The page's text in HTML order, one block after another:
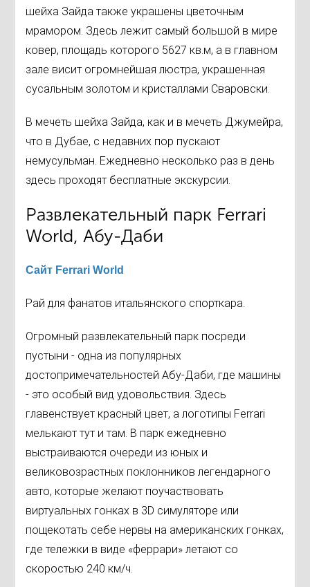
шейха Зайда также украшены цветочным
мрамором. Здесь лежит самый большой в мире
ковер, площадь которого 5627 кв.м, а в главном
зале висит огромнейшая люстра, украшенная
сусальным золотом и кристаллами Сваровски.
В мечеть шейха Зайда, как и в мечеть Джумейра,
что в Дубае, с недавних пор пускают
немусульман. Ежедневно несколько раз в день
здесь проходят бесплатные экскурсии.
Развлекательный парк Ferrari
World, Абу-Даби
Сайт Ferrari World
Рай для фанатов итальянского спорткара.
Огромный развлекательный парк посреди
пустыни - одна из популярных
достопримечательностей Абу-Даби, где машины
- это особый вид удовольствия. Здесь
главенствует красный цвет, а логотипы Ferrari
мелькают тут и там. В парк ежедневно
выстраиваются очереди из юных и
великовозрастных поклонников легендарного
авто, которые желают поучаствовать
виртуальных гонках в 3D симуляторе или
пощекотать себе нервы на американских гонках,
где тележки в виде «феррари» летают со
скоростью 240 км/ч.